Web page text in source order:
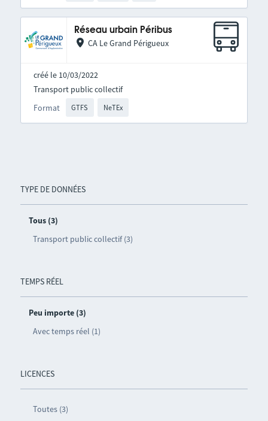
TYPE DE DONNÉES
Tous (3)
Transport public collectif (3)
TEMPS RÉEL
Peu importe (3)
Avec temps réel (1)
LICENCES
Toutes (3)
Réseau urbain Péribus
CA Le Grand Périgueux
créé le 10/03/2022
Format GTFS NeTEx
Transport public collectif